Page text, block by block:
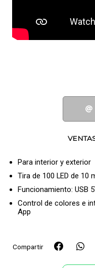
Para interior y exterior
Tira de 100 LED de 10
Funcionamiento: USB
Control de colores e
App
Compartir